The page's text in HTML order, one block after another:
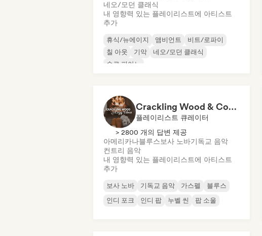
네오/모던 클래식
내 영향력 있는 플레이리스트에 아티스트
추가
휴식/뉴에이지 앰비언트
비트/로파이
칠 아웃
기악
네오/모던 클래식
솔로 피아노
Crackling Wood & Cozy Vibes 🔥 Singer-Songwriter, Dream Pop & Bedroom Pop
플레이리스트 큐레이터
> 2800 개의 답변 제공
아메리카나블루스보사 노바기독교 음악
컨트리 음악
내 영향력 있는 플레이리스트에 아티스트
추가
보사 노바 기독교 음악 가스펠
블루스
인디 포크
인디 팝 누벨 씬 팝 소울